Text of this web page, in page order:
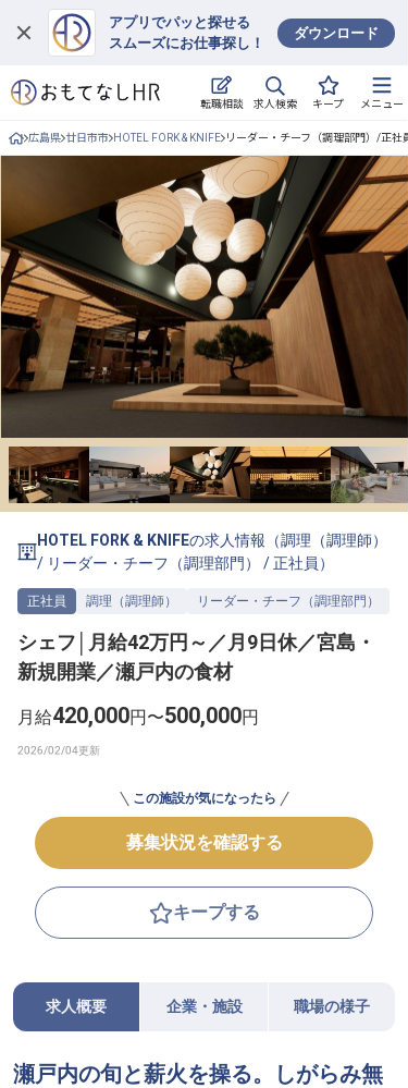
アプリでパッと探せる
スムーズにお仕事探し！
ダウンロード
転職相談 求人検索 キープ メニュー
ログイン
求人・施設を探す
キープした求人
就職・転職 合同説明会
おもてなしHRについて
ご利用の流れ
よくある質問
無料 転職サポートに申し込む
広島県 廿日市市 HOTEL FORK & KNIFE リーダー・チーフ（調理部門）/正社
HOTEL FORK & KNIFEの求人情報（調理（調理師）
/ リーダー・チーフ（調理部門） /正社員 ）
正社員 調理（調理師） リーダー・チーフ（調理部門）
シェフ│月給42万円～／月9日休／宮島・
新規開業／瀬戸内の食材
月給420,000円〜500,000円
この施設が気になったら
募集状況を確認する
キープする
求人概要 企業・施設 職場の様子
瀬戸内の旬と薪火を操る。しがらみ無